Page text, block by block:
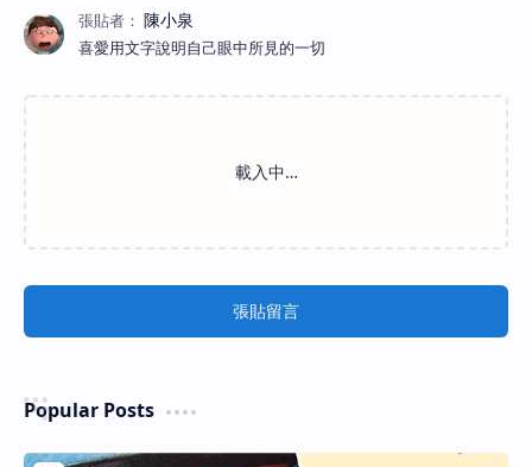
喜愛用文字說明自己眼中所見的一切
張貼留言
Popular Posts